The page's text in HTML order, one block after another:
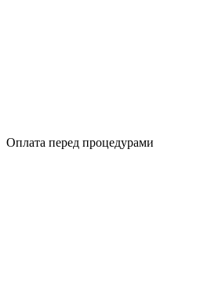
Оплата перед процедурами